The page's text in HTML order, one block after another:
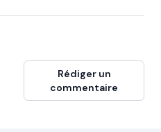
Rédiger un
commentaire